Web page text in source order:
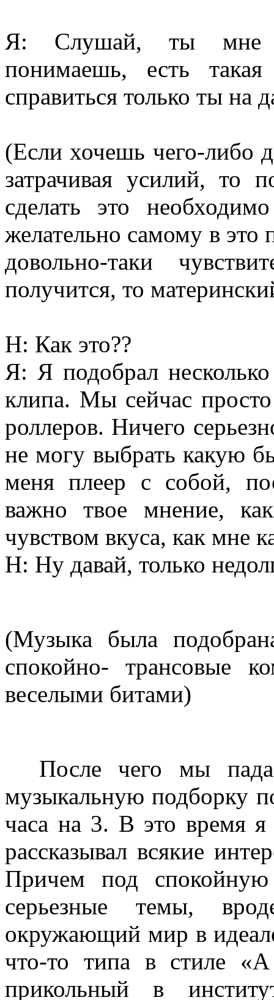
Я: Слушай, ты мне
понимаешь, есть
справиться только ты на
(Если хочешь чего-либо
затрачивая усилий,
сделать это
желательно самому в это
довольно-таки
получится, то
Н: Как это??
Я: Я подобрал
клипа. Мы сейчас
роллеров. Ничего
не могу выбрать какую
меня плеер с собой,
важно твое мнение,
чувством вкуса, как мне
Н: Ну давай, только
(Музыка была
спокойно- трансовые
веселыми битами)
После чего мы
музыкальную подборку
часа на 3. В это время я
рассказывал всякие
Причем под
серьезные темы,
окружающий мир в
что-то типа в стиле
прикольный в